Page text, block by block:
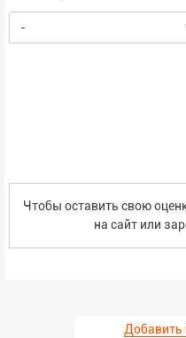
-
Чтобы оставить свою
на сайт или
Добавить